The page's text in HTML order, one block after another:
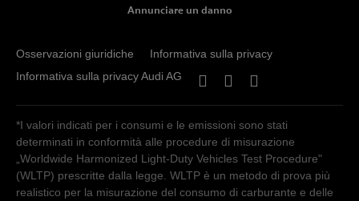
Annunciare un danno
Osservazioni giuridiche
Informativa sulla privacy
Informativa sulla privacy Audi AG
*I valori indicati per i consumi e le emissioni sono stati
determinati in conformità alle procedure di misurazione
„Worldwide Harmonized Light-Duty Vehicles Test Procedure"
(WLTP) prescritte dalla legge. WLTP è un metodo di prova più
realistico per la misurazione del consumo di carburante e delle